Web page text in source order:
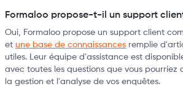
Formaloo propose-t-il un support
Oui, Formaloo propose un support client
et une base de connaissances remplie
utiles. Leur équipe d'assistance est
avec toutes les questions que vous pourriez
la gestion et l'analyse de vos enquêtes.